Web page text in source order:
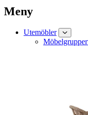
Meny
Utemöbler
Möbelgrupper